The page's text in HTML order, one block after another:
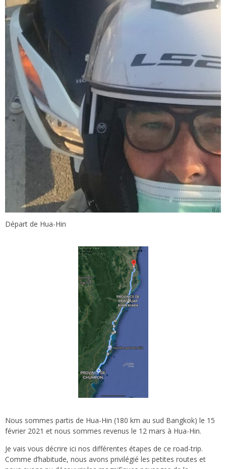
Départ de Hua-Hin
Nous sommes partis de Hua-Hin (180 km au sud Bangkok) le 15
février 2021 et nous sommes revenus le 12 mars à Hua-Hin.
Je vais vous décrire ici nos différentes étapes de ce road-trip.
Comme d’habitude, nous avons privilégié les petites routes et